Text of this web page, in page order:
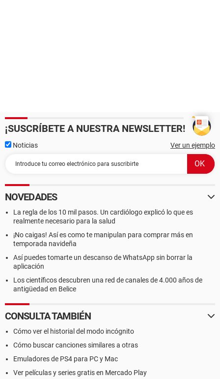
¡SUSCRÍBETE A NUESTRA NEWSLETTER!
Noticias Ver un ejemplo
NOVEDADES
La regla de los 10 mil pasos. Un cardiólogo explicó lo que es
realmente necesario para la salud
¡No caigas! Así es como te manipulan para comprar más en
temporada navideña
Así puedes tomarte un descanso de WhatsApp sin borrar la
aplicación
Los científicos descubren una red de canales de 4.000 años de
antigüedad en Belice
CONSULTA TAMBIÉN
Cómo ver el historial del modo incógnito
Cómo buscar canciones similares a otras
Emuladores de PS4 para PC y Mac
Ver películas y series gratis en Mercado Play